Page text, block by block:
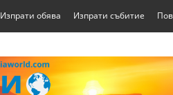
Изпрати обява Изпрати събитие